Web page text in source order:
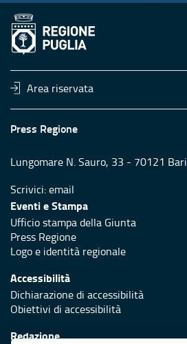
Area riservata
Press Regione
Lungomare N. Sauro, 33 - 70121 Bari
Scrivici:email
Eventi e Stampa
Ufficio stampa della Giunta
Press Regione
Logo e identità regionale
Accessibilità
Dichiarazione di accessibilità
Obiettivi di accessibilità
Redazione